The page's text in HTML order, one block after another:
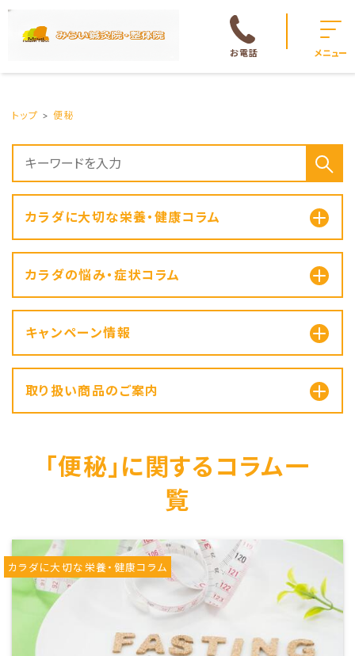
お電話 メニュー
トップ 便秘
カラダに大切な栄養・健康コラム
カラダの悩み・症状コラム
キャンペーン情報
取り扱い商品のご案内
「便秘」に関するコラム一
覧
カラダに大切な栄養・健康コラム